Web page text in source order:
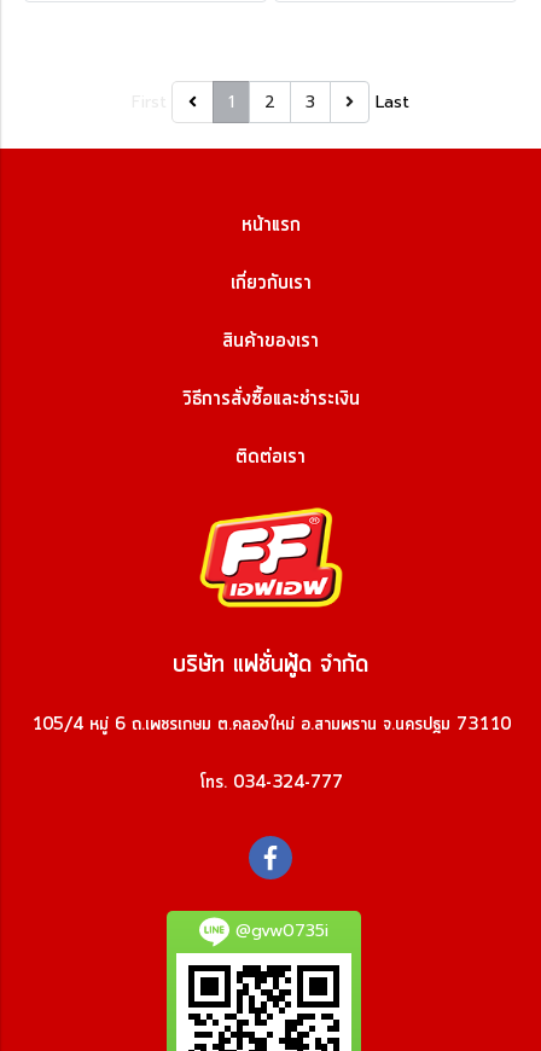
1 2 3 Last
หน้าแรก
เกี่ยวกับเรา
สินค้าของเรา
วิธีการสั่งซื้อและชำระเงิน
ติดต่อเรา
บริษัท แฟชั่นฟู้ด จำกัด
105/4 หมู่ 6 ถ.เพชรเกษม ต.คลองใหม่ อ.สามพราน จ.นครปฐม 73110
โทร. 034-324-777
@gvw0735i